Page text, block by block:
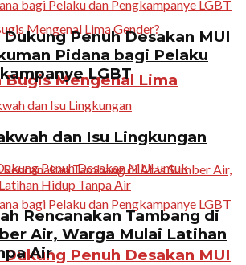
Bugis Mengenal Lima
Penuh Desakan MUI
Dukung Penuh Desakan MUI
Pidana bagi Pelaku
LGBT
dan Isu Lingkungan
Rencanakan Tambang di
Air, Warga Mulai Latihan
Air